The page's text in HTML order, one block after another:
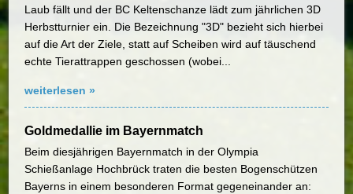
Laub fällt und der BC Keltenschanze lädt zum jährlichen 3D
Herbstturnier ein. Die Bezeichnung "3D" bezieht sich hierbei
auf die Art der Ziele, statt auf Scheiben wird auf täuschend
echte Tierattrappen geschossen (wobei...
weiterlesen »
Goldmedallie im Bayernmatch
Beim diesjährigen Bayernmatch in der Olympia
Schießanlage Hochbrück traten die besten Bogenschützen
Bayerns in einem besonderen Format gegeneinander an: